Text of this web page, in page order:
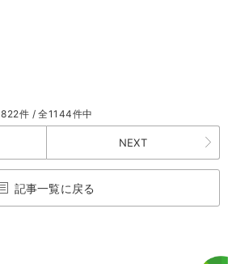
822件 / 全1144件中
NEXT
記事一覧に戻る